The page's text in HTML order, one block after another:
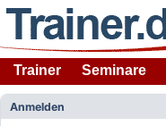
Trainer Seminare
Anmelden